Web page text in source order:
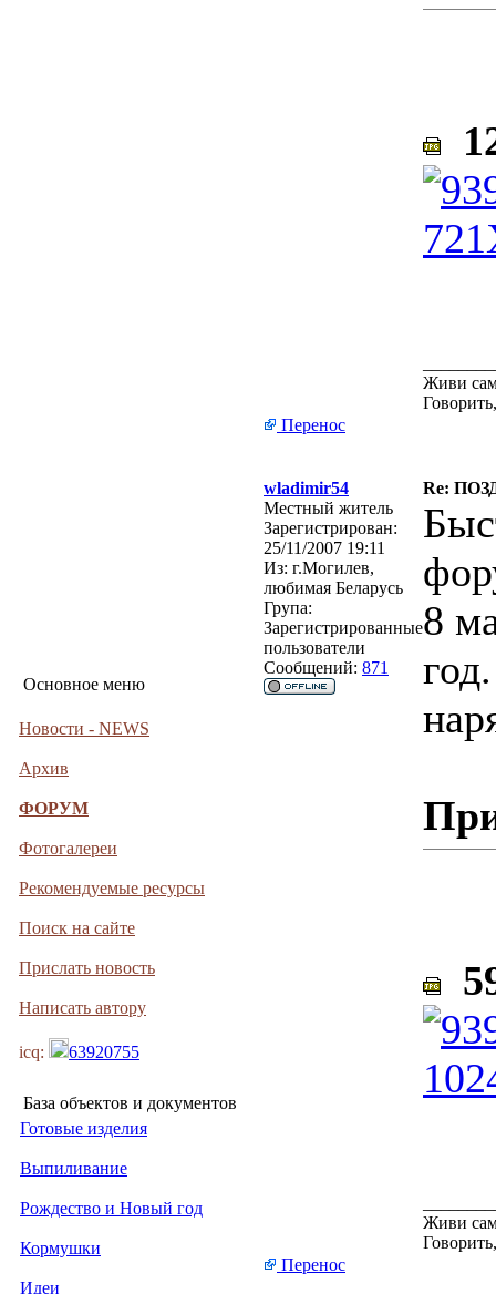
Основное меню
Новости - NEWS
Архив
ФОРУМ
Фотогалереи
Рекомендуемые ресурсы
Поиск на сайте
Прислать новость
Написать автору
icq: 63920755
База объектов и документов
Готовые изделия
Выпиливание
Рождество и Новый год
Кормушки
Идеи
Живи
Перенос
wladimir54
Re:
Местный житель
Зарегистрирован:
25/11/2007 19:11
Из: г.Могилев,
любимая Беларусь
Група:
Зарегистрированные
пользователи
Сообщений: 871
8
Живи
Перенос